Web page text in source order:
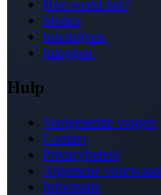
Hoe werkt het?
Steden
Inschrijven
Inloggen
Hulp
Veelgestelde vragen
Contact
Privacybeleid
Algemene
Informatie